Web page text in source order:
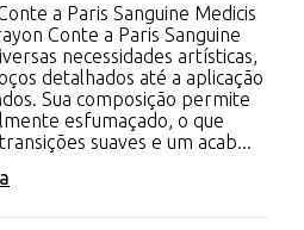
a Paris Sanguine Medicis
Conte a Paris Sanguine
necessidades artísticas,
detalhados até a aplicação
Sua composição permite
esfumaçado, o que
suaves e um acab...